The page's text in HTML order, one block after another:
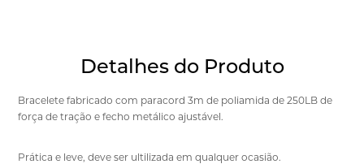
Detalhes do Produto
Bracelete fabricado com paracord 3m de poliamida de 250LB de
força de tração e fecho metálico ajustável.
Prática e leve, deve ser ultilizada em qualquer ocasião.